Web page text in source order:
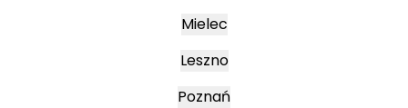
Mielec
Leszno
Poznań